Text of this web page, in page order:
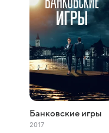
Банковские игры
2017